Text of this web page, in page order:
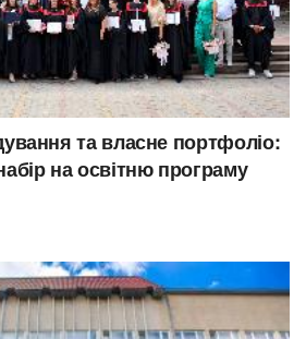
та власне портфоліо:
на освітню програму